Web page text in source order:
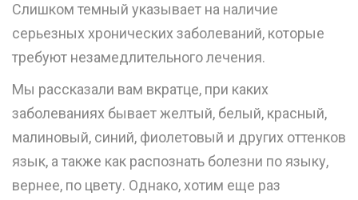
Слишком темный указывает на наличие
серьезных хронических заболеваний, которые
требуют незамедлительного лечения.
Мы рассказали вам вкратце, при каких
заболеваниях бывает желтый, белый, красный,
малиновый, синий, фиолетовый и других оттенков
язык, а также как распознать болезни по языку,
вернее, по цвету. Однако, хотим еще раз